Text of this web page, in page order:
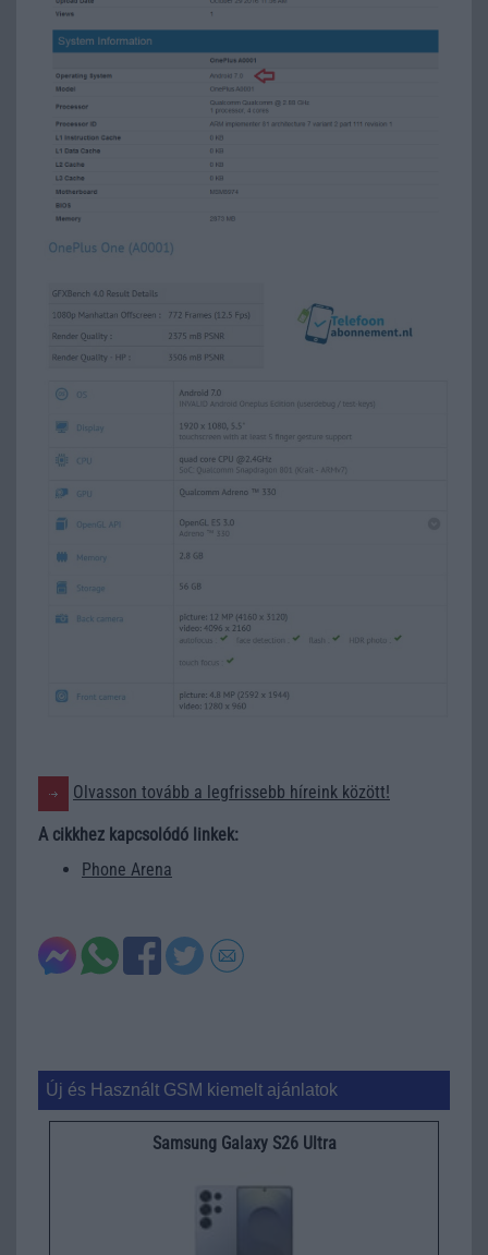
Olvasson tovább a legfrissebb híreink között!
A cikkhez kapcsolódó linkek:
Phone Arena
Új és Használt GSM kiemelt ajánlatok
Samsung Galaxy S26 Ultra